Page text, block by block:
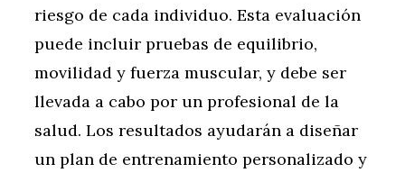
riesgo de cada individuo. Esta evaluación
puede incluir pruebas de equilibrio,
movilidad y fuerza muscular, y debe ser
llevada a cabo por un profesional de la
salud. Los resultados ayudarán a diseñar
un plan de entrenamiento personalizado y